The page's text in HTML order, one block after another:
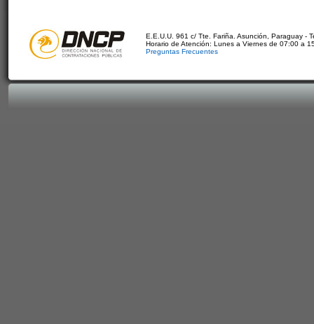
E.E.U.U. 961 c/ Tte. Fariña. Asunción, Paraguay -
Horario de Atención: Lunes a Viernes de 07:00 a
Preguntas Frecuentes